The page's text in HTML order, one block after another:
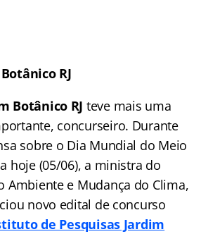
RJ
Botânico RJ teve mais uma
concurseiro. Durante
sobre o Dia Mundial do Meio
hoje (05/06), a ministra do
Ambiente e Mudança do Clima,
novo edital de concurso
de Pesquisas Jardim